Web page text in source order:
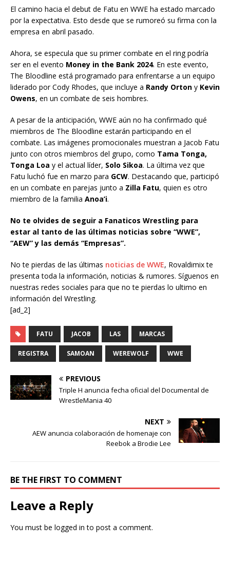
El camino hacia el debut de Fatu en WWE ha estado marcado
por la expectativa. Esto desde que se rumoreó su firma con la
empresa en abril pasado.
Ahora, se especula que su primer combate en el ring podría
ser en el evento Money in the Bank 2024. En este evento,
The Bloodline está programado para enfrentarse a un equipo
liderado por Cody Rhodes, que incluye a Randy Orton y Kevin
Owens, en un combate de seis hombres.
A pesar de la anticipación, WWE aún no ha confirmado qué
miembros de The Bloodline estarán participando en el
combate. Las imágenes promocionales muestran a Jacob Fatu
junto con otros miembros del grupo, como Tama Tonga,
Tonga Loa y el actual líder, Solo Sikoa. La última vez que
Fatu luchó fue en marzo para GCW. Destacando que, participó
en un combate en parejas junto a Zilla Fatu, quien es otro
miembro de la familia Anoa’i.
No te olvides de seguir a Fanaticos Wrestling para
estar al tanto de las últimas noticias sobre “WWE”,
“AEW” y las demás “Empresas”.
No te pierdas de las últimas noticias de WWE, Rovaldimix te
presenta toda la información, noticias & rumores. Síguenos en
nuestras redes sociales para que no te pierdas lo ultimo en
información del Wrestling.
[ad_2]
FATU JACOB LAS MARCAS
REGISTRA SAMOAN WEREWOLF WWE
PREVIOUS
Triple H anuncia fecha oficial del Documental de
WrestleMania 40
NEXT
AEW anuncia colaboración de homenaje con
Reebok a Brodie Lee
BE THE FIRST TO COMMENT
Leave a Reply
You must be logged in to post a comment.